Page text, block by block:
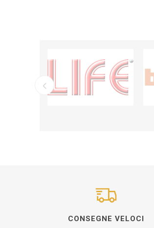
CONSEGNE VELOCI